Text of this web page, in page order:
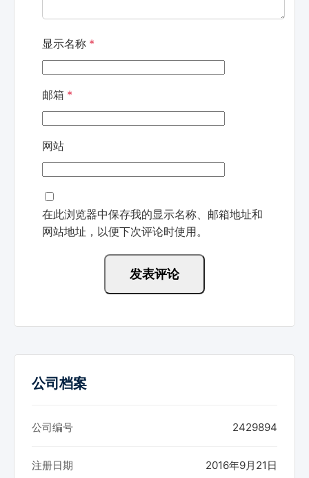
显示名称 *
邮箱 *
网站
在此浏览器中保存我的显示名称、邮箱地址和
网站地址，以便下次评论时使用。
公司档案
公司编号 2429894
注册日期 2016年9月21日